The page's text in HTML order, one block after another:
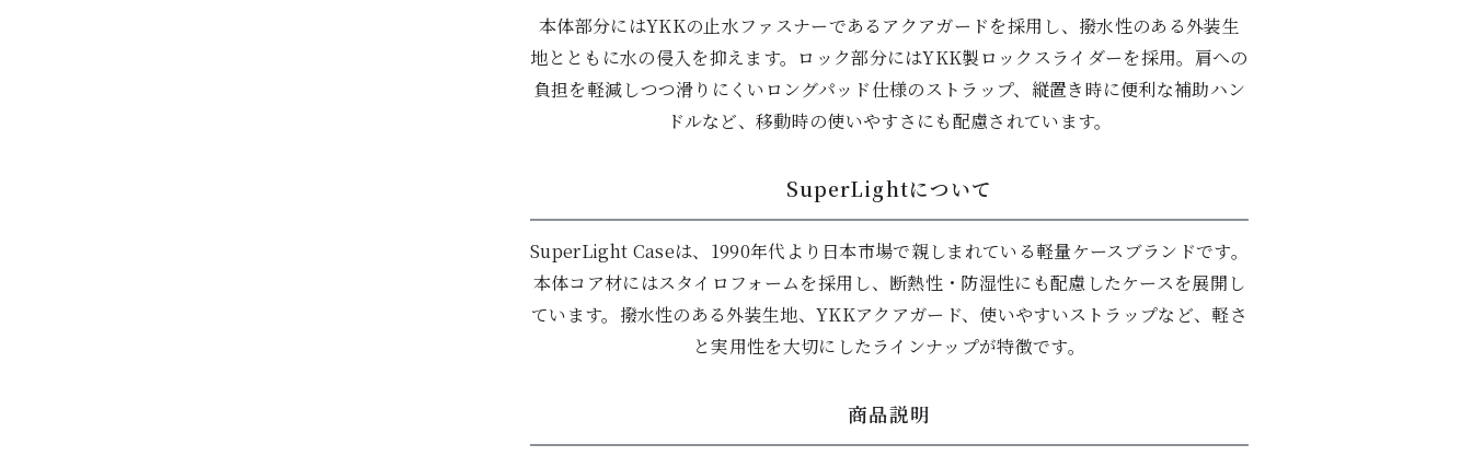
本体部分にはYKKの止水ファスナーであるアクアガードを採用し、撥水性のある外装生
地とともに水の侵入を抑えます。ロック部分にはYKK製ロックスライダーを採用。肩への
負担を軽減しつつ滑りにくいロングパッド仕様のストラップ、縦置き時に便利な補助ハン
ドルなど、移動時の使いやすさにも配慮されています。
SuperLightについて
SuperLight Caseは、1990年代より日本市場で親しまれている軽量ケースブランドです。
本体コア材にはスタイロフォームを採用し、断熱性・防湿性にも配慮したケースを展開し
ています。撥水性のある外装生地、YKKアクアガード、使いやすいストラップなど、軽さ
と実用性を大切にしたラインナップが特徴です。
商品説明